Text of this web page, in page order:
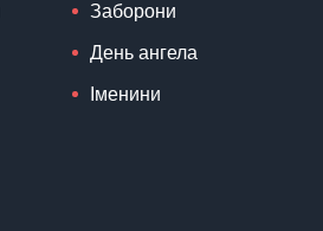
Заборони
День ангела
Іменини